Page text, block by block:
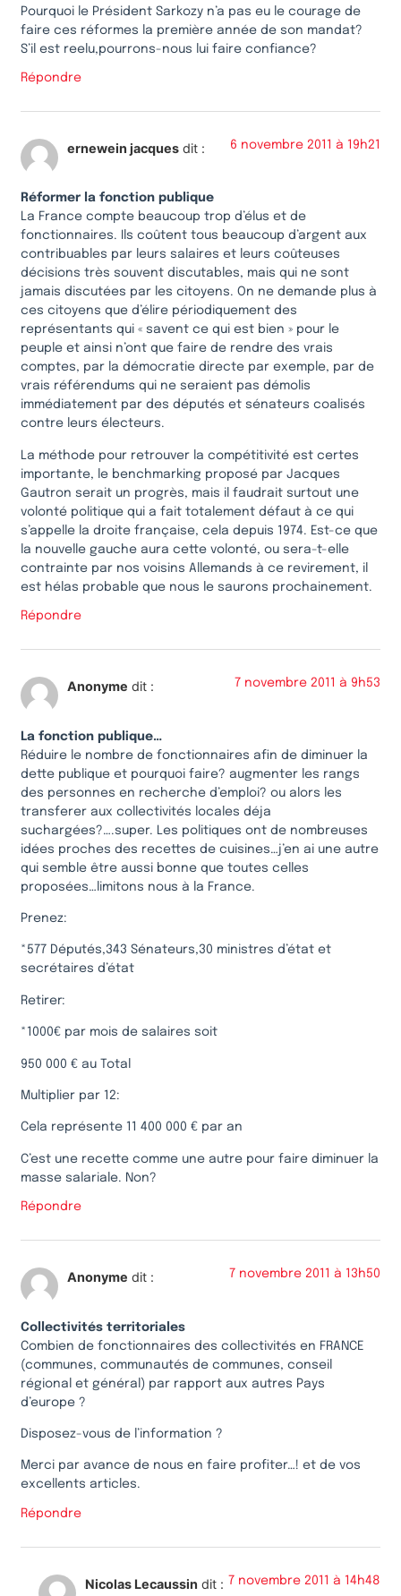
Pourquoi le Président Sarkozy n’a pas eu le courage de
faire ces réformes la première année de son mandat?
S’il est reelu,pourrons-nous lui faire confiance?
Répondre
ernewein jacques dit : 6 novembre 2011 à 19h21
Réformer la fonction publique
La France compte beaucoup trop d’élus et de
fonctionnaires. Ils coûtent tous beaucoup d’argent aux
contribuables par leurs salaires et leurs coûteuses
décisions très souvent discutables, mais qui ne sont
jamais discutées par les citoyens. On ne demande plus à
ces citoyens que d’élire périodiquement des
représentants qui « savent ce qui est bien » pour le
peuple et ainsi n’ont que faire de rendre des vrais
comptes, par la démocratie directe par exemple, par de
vrais référendums qui ne seraient pas démolis
immédiatement par des députés et sénateurs coalisés
contre leurs électeurs.
La méthode pour retrouver la compétitivité est certes
importante, le benchmarking proposé par Jacques
Gautron serait un progrès, mais il faudrait surtout une
volonté politique qui a fait totalement défaut à ce qui
s’appelle la droite française, cela depuis 1974. Est-ce que
la nouvelle gauche aura cette volonté, ou sera-t-elle
contrainte par nos voisins Allemands à ce revirement, il
est hélas probable que nous le saurons prochainement.
Répondre
Anonyme dit : 7 novembre 2011 à 9h53
La fonction publique…
Réduire le nombre de fonctionnaires afin de diminuer la
dette publique et pourquoi faire? augmenter les rangs
des personnes en recherche d’emploi? ou alors les
transferer aux collectivités locales déja
suchargées?….super. Les politiques ont de nombreuses
idées proches des recettes de cuisines…j’en ai une autre
qui semble être aussi bonne que toutes celles
proposées…limitons nous à la France.
Prenez:
*577 Députés,343 Sénateurs,30 ministres d’état et
secrétaires d’état
Retirer:
*1000€ par mois de salaires soit
950 000 € au Total
Multiplier par 12:
Cela représente 11 400 000 € par an
C’est une recette comme une autre pour faire diminuer la
masse salariale. Non?
Répondre
Anonyme dit : 7 novembre 2011 à 13h50
Collectivités territoriales
Combien de fonctionnaires des collectivités en FRANCE
(communes, communautés de communes, conseil
régional et général) par rapport aux autres Pays
d’europe ?
Disposez-vous de l’information ?
Merci par avance de nous en faire profiter…! et de vos
excellents articles.
Répondre
Nicolas Lecaussin dit : 7 novembre 2011 à 14h48